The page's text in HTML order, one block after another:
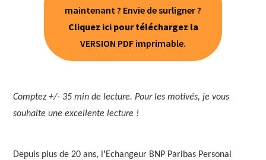
maintenant ? Envie de surligner ?
Cliquez ici pour téléchargez la
VERSION PDF imprimable.
Comptez +/- 35 min de lecture. Pour les motivés, je vous
souhaite une excellente lecture !
Depuis plus de 20 ans, l ‘Echangeur BNP Paribas Personal